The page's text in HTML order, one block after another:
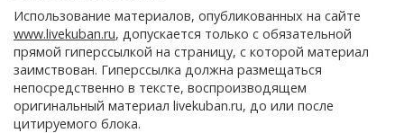
Использование материалов, опубликованных на сайте
www.livekuban.ru, допускается только с обязательной
прямой гиперссылкой на страницу, с которой материал
заимствован. Гиперссылка должна размещаться
непосредственно в тексте, воспроизводящем
оригинальный материал livekuban.ru, до или после
цитируемого блока.